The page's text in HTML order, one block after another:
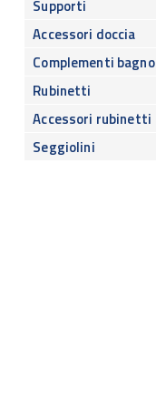
Supporti
Accessori doccia
Complementi bagno
Rubinetti
Accessori rubinetti
Seggiolini